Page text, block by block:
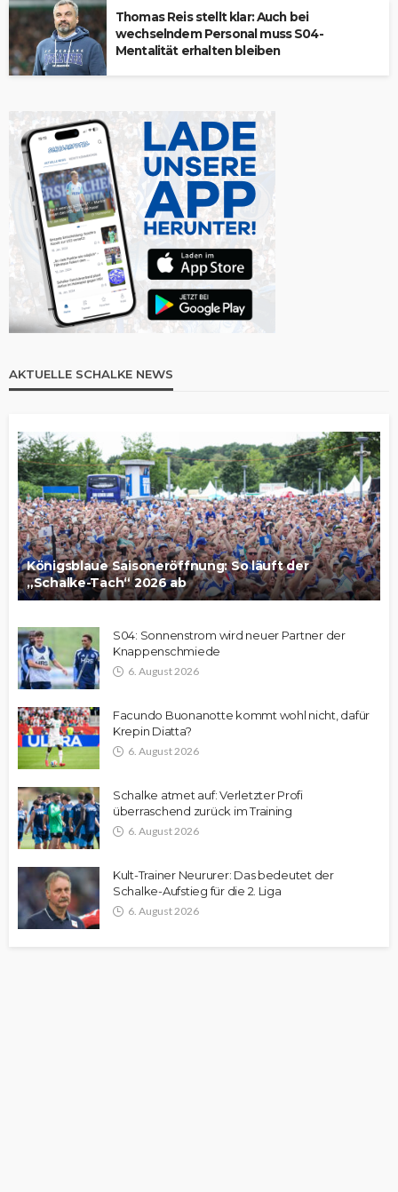
Thomas Reis stellt klar: Auch bei
wechselndem Personal muss S04-
Mentalität erhalten bleiben
AKTUELLE SCHALKE NEWS
Königsblaue Saisoneröffnung: So läuft der
„Schalke-Tach“ 2026 ab
S04: Sonnenstrom wird neuer Partner der
Knappenschmiede
6. August 2026
Facundo Buonanotte kommt wohl nicht, dafür
Krepin Diatta?
6. August 2026
Schalke atmet auf: Verletzter Profi
überraschend zurück im Training
6. August 2026
Kult-Trainer Neururer: Das bedeutet der
Schalke-Aufstieg für die 2. Liga
6. August 2026